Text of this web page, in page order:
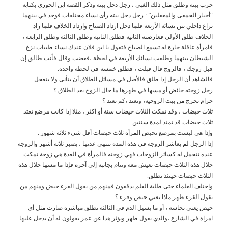
خرب بيته وطلق مثل ذلك الغبي ، رجل دخل بيته وذكر القصة ابن الجوزي بكتابه
“أخبار الحمقى والمغفلين” : رجل دخل بيته رأى نساء مختلفات فوجد في بينهما
نزاع داخلي بين نسائه الأربعة فلما دخل ازداد الصياح وازداد الخلاف فلما زاد
الخلاف طلق الأولى فعارضته الثانية فطلق الثانية وطلق الثالثة وطلق الرابعة ،
فامرأة عاقلة جارة له تسمع الصياح فتقول يا ابن فلان عندك نساء طيبات نزغ
الشيطان بينهما وطلقت نسائك الأربعة في لحظة ،فغضب وقال فأنت طالق إن
قبل زوجك ، فالزوج قال قبلت ، فطلق خمسة في لحظة واحدة.
فالشاهد أن الرجل إذا طلق فالأصل في مسائل الطلاق أن يتأنى ولا يتعجل .
رجل زوجته حائض أو مسها في طهرها ما حال الزوج بعد الطلاق ؟
حرام تخرج من بيت الزوجية، وتعتد ،كم تعتد ؟
ثلاث حيضات ، وقد تمكث الثلاث حيضات سنة أو اكثر ، مثلا إذا كانت مرضع تعتد
ثلاث حيضات قد تمتد لمدة سنتين .
وإذا هي ليست بمرضع تحيض المرأة ثلاث حيضات أقل شيء ثلاثة شهور .
إذا الرجل لم يعاشر الزوجة في هذه المدة تنتهي عدتها ، يصبر ثلاثة أشهر والزوجة
عنده تتجمل له كسائر الزوجات فهي زوجته فالمرأة في العدة هي زوجة تمكث
خلال هذه الثلاث حيضات تعيش معه وتنام بجانبه إلى آخره فإذا ما مسها خلال هذه
الثلاث حيضات حينئذ تطلق.
واختلف العلماء حتى طلبة العلم يدققون فمنهم من يقول القرء حيض ومنهم من
يقول القرء طهر ماذا يعني حيض وقرء ؟
حيض يعني نجاسة ، أو ما يسيل الدم في الثالثة تطلق مباشرة صارت مثل أي
امراة في الشارع ،والذي يقول طهر ويؤثر هذا عن عمر يقولون له أن يدخل عليها